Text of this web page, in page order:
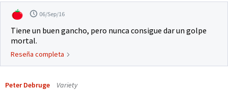
06/Sep/16
Tiene un buen gancho, pero nunca consigue dar un golpe
mortal.
Reseña completa
Peter Debruge Variety